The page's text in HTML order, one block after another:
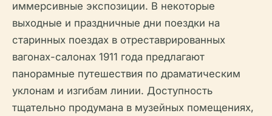
иммерсивные экспозиции. В некоторые
выходные и праздничные дни поездки на
старинных поездах в отреставрированных
вагонах-салонах 1911 года предлагают
панорамные путешествия по драматическим
уклонам и изгибам линии. Доступность
тщательно продумана в музейных помещениях,